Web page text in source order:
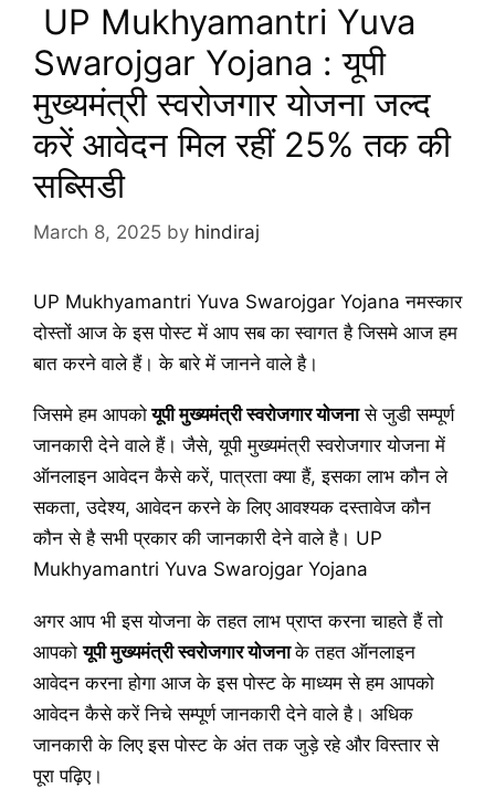
UP Mukhyamantri Yuva
Swarojgar Yojana : यूपी
मुख्यमंत्री स्वरोजगार योजना जल्द
करें आवेदन मिल रहीं 25% तक की
सब्सिडी
March 8, 2025 by hindiraj
UP Mukhyamantri Yuva Swarojgar Yojana नमस्कार
दोस्तों आज के इस पोस्ट में आप सब का स्वागत है जिसमे आज हम
बात करने वाले हैं। के बारे में जानने वाले है।
जिसमे हम आपकोयूपी मुख्यमंत्री स्वरोजगार योजनासे जुडी सम्पूर्ण
जानकारी देने वाले हैं। जैसे, यूपी मुख्यमंत्री स्वरोजगार योजना में
ऑनलाइन आवेदन कैसे करें, पात्रता क्या हैं, इसका लाभ कौन ले
सकता, उदेश्य, आवेदन करने के लिए आवश्यक दस्तावेज कौन
कौन से है सभी प्रकार की जानकारी देने वाले है। UP
Mukhyamantri Yuva Swarojgar Yojana
अगर आप भी इस योजना के तहत लाभ प्राप्त करना चाहते हैं तो
आपकोयूपी मुख्यमंत्री स्वरोजगार योजना के तहत ऑनलाइन
आवेदन करना होगा आज के इस पोस्ट के माध्यम से हम आपको
आवेदन कैसे करें निचे सम्पूर्ण जानकारी देने वाले है। अधिक
जानकारी के लिए इस पोस्ट के अंत तक जुड़े रहे और विस्तार से
पूरा पढ़िए।